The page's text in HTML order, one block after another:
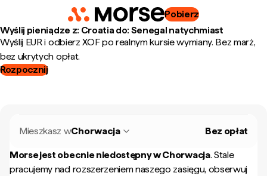
Pobierz
Wyślij pieniądze z: Croatia do: Senegal natychmiast
Wyślij EUR i odbierz XOF po realnym kursie wymiany. Bez marż,
bez ukrytych opłat.
Rozpocznij
Mieszkasz wChorwacja Bez opłat
Morse jest obecnie niedostępny wChorwacja. Stale
pracujemy nad rozszerzeniem naszego zasięgu, obserwuj